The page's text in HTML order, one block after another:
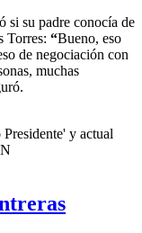
si su padre conocía de
Torres: “Bueno, eso
de negociación con
muchas
y actual